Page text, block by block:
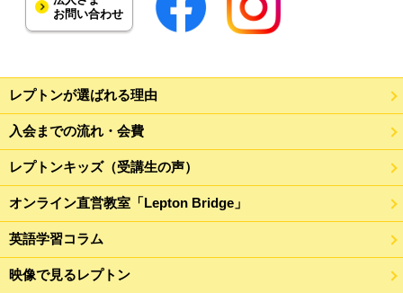
お問い合わせ
レプトンが選ばれる理由
入会までの流れ・会費
レプトンキッズ（受講生の声）
オンライン直営教室「Lepton Bridge」
英語学習コラム
映像で見るレプトン